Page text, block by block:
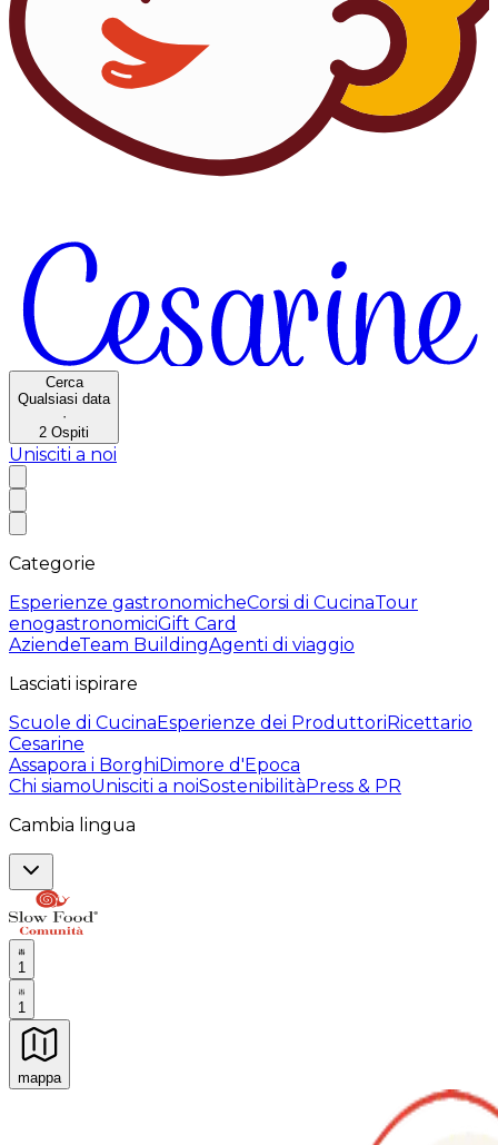
Cerca
Qualsiasi data
·
2 Ospiti
Unisciti a noi
Categorie
Esperienze gastronomicheCorsi di CucinaTour
enogastronomiciGift Card
AziendeTeam BuildingAgenti di viaggio
Lasciati ispirare
Scuole di CucinaEsperienze dei ProduttoriRicettario
Cesarine
Assapora i BorghiDimore d'Epoca
Chi siamoUnisciti a noiSostenibilitàPress & PR
Cambia lingua
1
1
mappa
Esperienze culinarie indimenticabili: Esperienze